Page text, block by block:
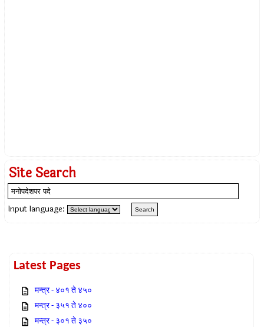
Site Search
Input language:
Latest Pages
मन्त्र - ४०१ ते ४५०
मन्त्र - ३५१ ते ४००
मन्त्र - ३०१ ते ३५०